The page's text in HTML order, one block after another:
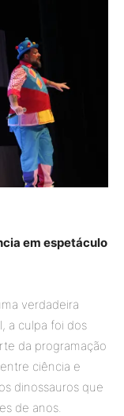
em espetáculo
verdadeira
a culpa foi dos
da programação
ciência e
dinossauros que
de anos.